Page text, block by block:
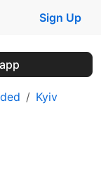
Sign Up
Kyiv